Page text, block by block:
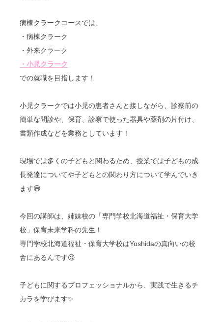
病棟クラークコースでは、
・病棟クラーク
・外来クラーク
・小児クラーク
での就職を目指します！
小児クラークでは小児の患者さんと接しながら、診察前の
簡単な問診や、保育、診察で使った器具や薬剤の片付け、
書類作成などを業務としています！
現場では多くの子どもと関わるため、授業では子どもの成
長発達についてや子どもとの関わり方について学んでいき
ます😄
今回の講師は、姉妹校の「専門学校北海道福祉・保育大学
校」保育未来学科の先生！
専門学校北海道福祉・保育大学校はYoshidaの真向いの校
舎にあるんです😉
子どもに関するプロフェッショナルから、実践で生きるチ
カラを学びます✨